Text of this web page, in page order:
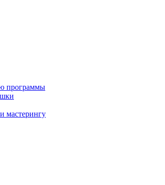
программы
мастерингу